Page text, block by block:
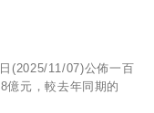
(2025/11/07)公佈一百
億元，較去年同期的